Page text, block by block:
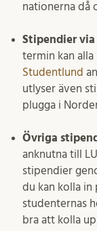
nationerna då
Stipendier
termin kan
Studentlund
utlyser även
plugga i
Övriga
anknutna till
stipendier
du kan kolla in
studenternas
bra att kolla